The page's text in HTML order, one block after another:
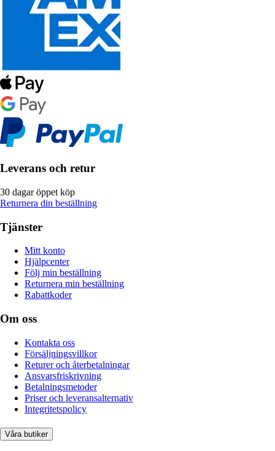
Leverans och retur
30 dagar öppet köp
Returnera din beställning
Tjänster
Mitt konto
Hjälpcenter
Följ min beställning
Returnera min beställning
Rabattkoder
Om oss
Kontakta oss
Försäljningsvillkor
Returer och återbetalningar
Ansvarsfriskrivning
Betalningsmetoder
Priser och leveransalternativ
Integritetspolicy
Våra butiker